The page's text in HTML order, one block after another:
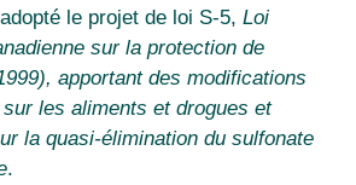
le projet de loi S-5, Loi
sur la protection de
apportant des modifications
les aliments et drogues et
la quasi-élimination du sulfonate
.